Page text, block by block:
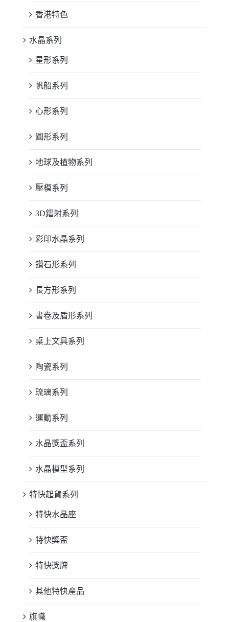
香港特色
水晶系列
星形系列
帆船系列
心形系列
圓形系列
地球及植物系列
壓模系列
3D鐳射系列
彩印水晶系列
鑽石形系列
長方形系列
書卷及盾形系列
桌上文具系列
陶瓷系列
琉璃系列
運動系列
水晶獎盃系列
水晶模型系列
特快起貨系列
特快水晶座
特快獎盃
特快獎牌
其他特快產品
旗幟